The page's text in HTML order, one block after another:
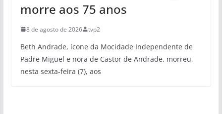
morre aos 75 anos
8 de agosto de 2026 tvp2
Beth Andrade, ícone da Mocidade Independente de
Padre Miguel e nora de Castor de Andrade, morreu,
nesta sexta-feira (7), aos